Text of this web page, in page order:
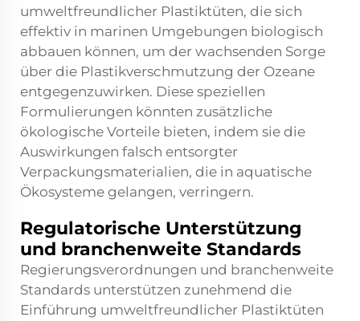
umweltfreundlicher Plastiktüten, die sich
effektiv in marinen Umgebungen biologisch
abbauen können, um der wachsenden Sorge
über die Plastikverschmutzung der Ozeane
entgegenzuwirken. Diese speziellen
Formulierungen könnten zusätzliche
ökologische Vorteile bieten, indem sie die
Auswirkungen falsch entsorgter
Verpackungsmaterialien, die in aquatische
Ökosysteme gelangen, verringern.
Regulatorische Unterstützung
und branchenweite Standards
Regierungsverordnungen und branchenweite
Standards unterstützen zunehmend die
Einführung umweltfreundlicher Plastiktüten